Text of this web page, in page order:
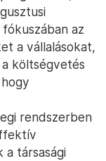
az
a vállalásokat,
költségvetés
rendszerben
a társasági